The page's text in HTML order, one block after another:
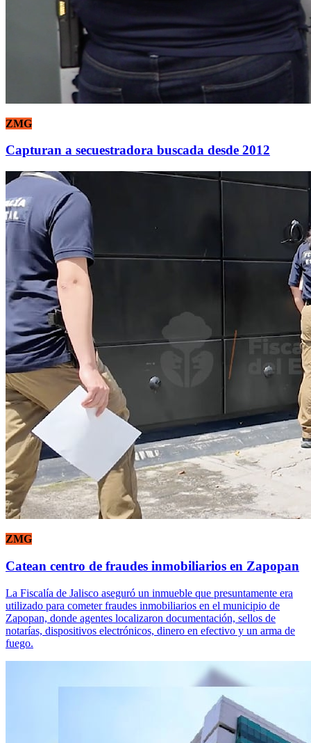
ZMG
Capturan a secuestradora buscada desde 2012
ZMG
Catean centro de fraudes inmobiliarios en Zapopan
La Fiscalía de Jalisco aseguró un inmueble que presuntamente era
utilizado para cometer fraudes inmobiliarios en el municipio de
Zapopan, donde agentes localizaron documentación, sellos de
notarías, dispositivos electrónicos, dinero en efectivo y un arma de
fuego.